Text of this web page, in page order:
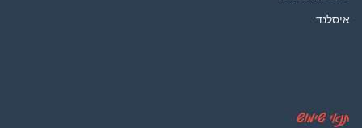
איסלנד
תנאי שימוש